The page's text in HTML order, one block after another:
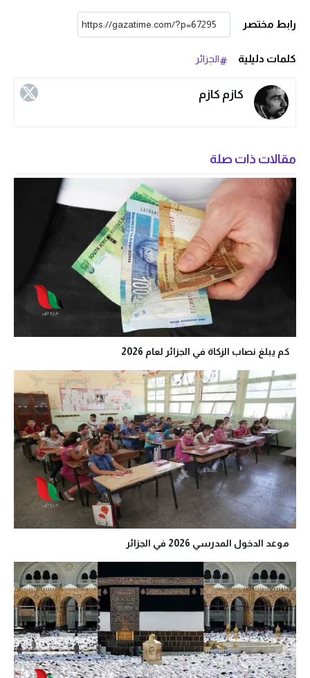
رابط مختصر
كلمات دليلية الجزائر
كازم كازم
مقالات ذات صلة
كم يبلغ نصاب الزكاة في الجزائر لعام 2026
موعد الدخول المدرسي 2026 في الجزائر